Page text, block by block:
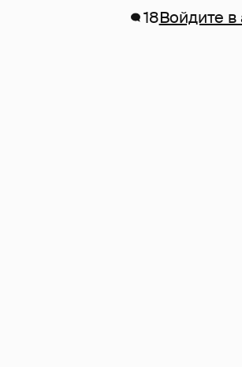
18Войдите в